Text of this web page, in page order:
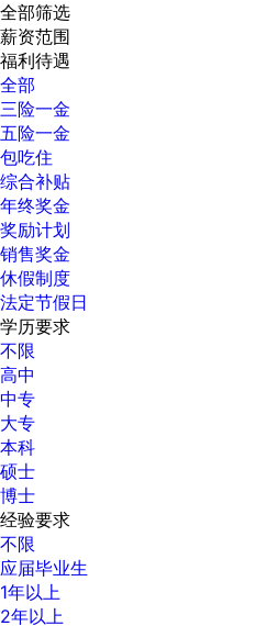
全部筛选
薪资范围
福利待遇
全部
三险一金
五险一金
包吃住
综合补贴
年终奖金
奖励计划
销售奖金
休假制度
法定节假日
学历要求
不限
高中
中专
大专
本科
硕士
博士
经验要求
不限
应届毕业生
1年以上
2年以上